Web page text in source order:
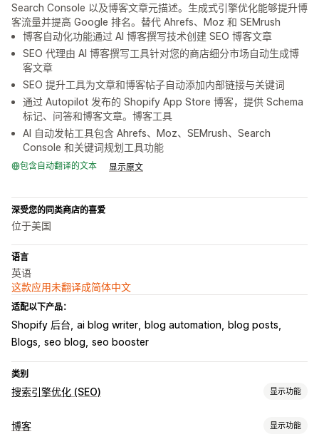
Search Console 以及博客文章元描述。生成式引擎优化能够提升博
客流量并提高 Google 排名。替代 Ahrefs、Moz 和 SEMrush
博客自动化功能通过 AI 博客撰写技术创建 SEO 博客文章
SEO 代理由 AI 博客撰写工具针对您的商店细分市场自动生成博
客文章
SEO 提升工具为文章和博客帖子自动添加内部链接与关键词
通过 Autopilot 发布的 Shopify App Store 博客，提供 Schema
标记、问答和博客文章。博客工具
AI 自动发帖工具包含 Ahrefs、Moz、SEMrush、Search
Console 和关键词规划工具功能
包含自动翻译的文本 显示原文
深受您的同类商店的喜爱
位于美国
语言
英语
这款应用未翻译成简体中文
适配以下产品：
Shopify 后台 ai blog writer blog automation
blog posts
Blogs seo blog seo booster
类别
搜索引擎优化 (SEO) 显示功能
SEO 工具
博客 显示功能